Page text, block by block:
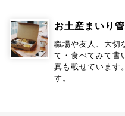
お土産まいり
職場や友人、大切
て・食べてみて書
真も載せています
す。